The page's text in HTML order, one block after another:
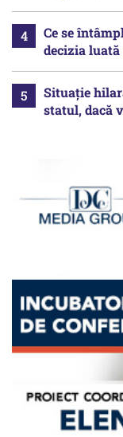
Ce se
decizia
Situație
statul, dacă